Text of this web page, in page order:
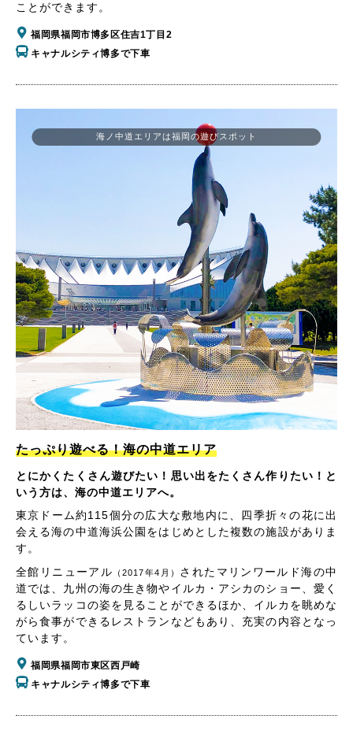
ことができます。
福岡県福岡市博多区住吉1丁目2
キャナルシティ博多で下車
海ノ中道エリアは福岡の遊びスポット
たっぷり遊べる！海の中道エリア
とにかくたくさん遊びたい！思い出をたくさん作りたい！と
いう方は、海の中道エリアへ。
東京ドーム約115個分の広大な敷地内に、四季折々の花に出
会える海の中道海浜公園をはじめとした複数の施設がありま
す。
全館リニューアル （2017年4月） されたマリンワールド海の中
道では、九州の海の生き物やイルカ・アシカのショー、愛く
るしいラッコの姿を見ることができるほか、イルカを眺めな
がら食事ができるレストランなどもあり、充実の内容となっ
ています。
福岡県福岡市東区西戸崎
キャナルシティ博多で下車